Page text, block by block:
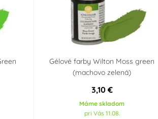
Gélové farby Wilton Moss green
(machovo zelená)
3,10 €
Máme skladom
pri Vás 11.08.